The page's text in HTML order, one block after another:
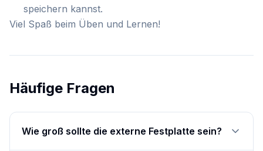
speichern kannst.
Viel Spaß beim Üben und Lernen!
Häufige Fragen
Wie groß sollte die externe Festplatte sein?